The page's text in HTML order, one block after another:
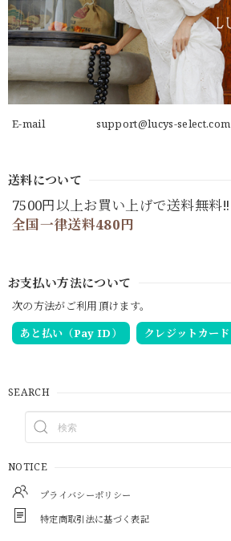
E-mail support@lucys-select.com
送料について
7500円以上お買い上げで送料無料‼
全国一律送料480円
お支払い方法について
次の方法がご利用頂けます。
あと払い（Pay ID）
クレジットカード
SEARCH
NOTICE
プライバシーポリシー
特定商取引法に基づく表記